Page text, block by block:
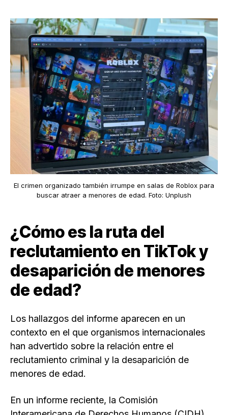
El crimen organizado también irrumpe en salas de Roblox para
buscar atraer a menores de edad. Foto: Unplush
¿Cómo es la ruta del
reclutamiento en TikTok y
desaparición de menores
de edad?
Los hallazgos del informe aparecen en un
contexto en el que organismos internacionales
han advertido sobre la relación entre el
reclutamiento criminal y la desaparición de
menores de edad.
En un informe reciente, la Comisión